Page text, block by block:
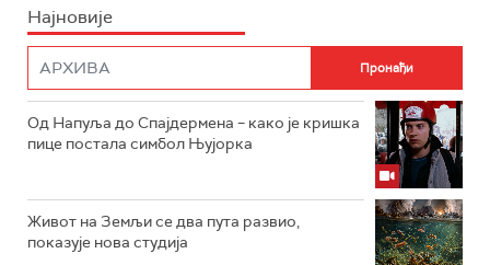
Најновије
Од Напуља до Спајдермена – како је кришка
пице постала симбол Њујорка
Живот на Земљи се два пута развио,
показује нова студија